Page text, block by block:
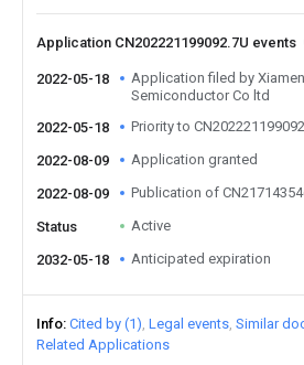
Application CN202221199092.7U events
2022-05-18
Application filed by
Semiconductor Co ltd
2022-05-18
Priority to
2022-08-09 Application granted
2022-08-09 Publication of
Status Active
2032-05-18 Anticipated expiration
Info Cited by (1) Legal events Similar
Related Applications